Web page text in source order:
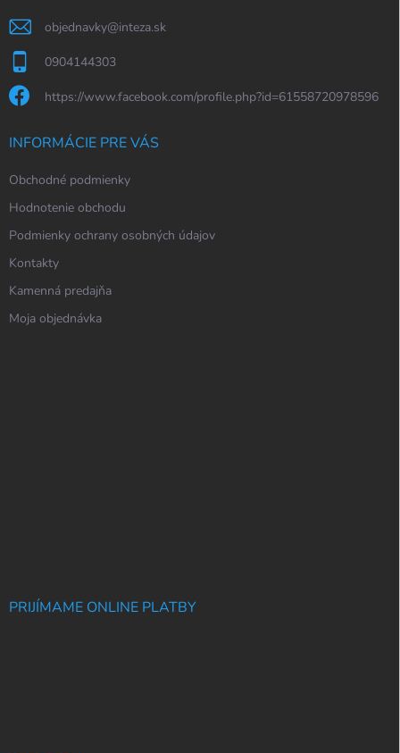
objednavky@inteza.sk
0904144303
https://www.facebook.com/profile.php?id=61558720978596
INFORMÁCIE PRE VÁS
Obchodné podmienky
Hodnotenie obchodu
Podmienky ochrany osobných údajov
Kontakty
Kamenná predajňa
Moja objednávka
PRIJÍMAME ONLINE PLATBY